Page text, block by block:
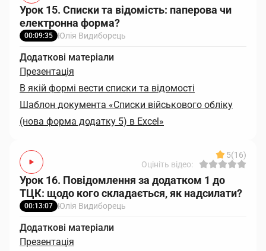
Урок 15. Списки та відомість: паперова чи
електронна форма?
00:09:35 Юлія Видиборець
Додаткові матеріали
Презентація
В якій формі вести списки та відомості
Шаблон документа «Списки військового обліку
(нова форма додатку 5) в Excel»
5(16)
Оцініть відео:
Урок 16. Повідомлення за додатком 1 до
ТЦК: щодо кого складається, як надсилати?
00:13:07 Юлія Видиборець
Додаткові матеріали
Презентація